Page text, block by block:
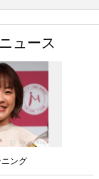
ュース
ング